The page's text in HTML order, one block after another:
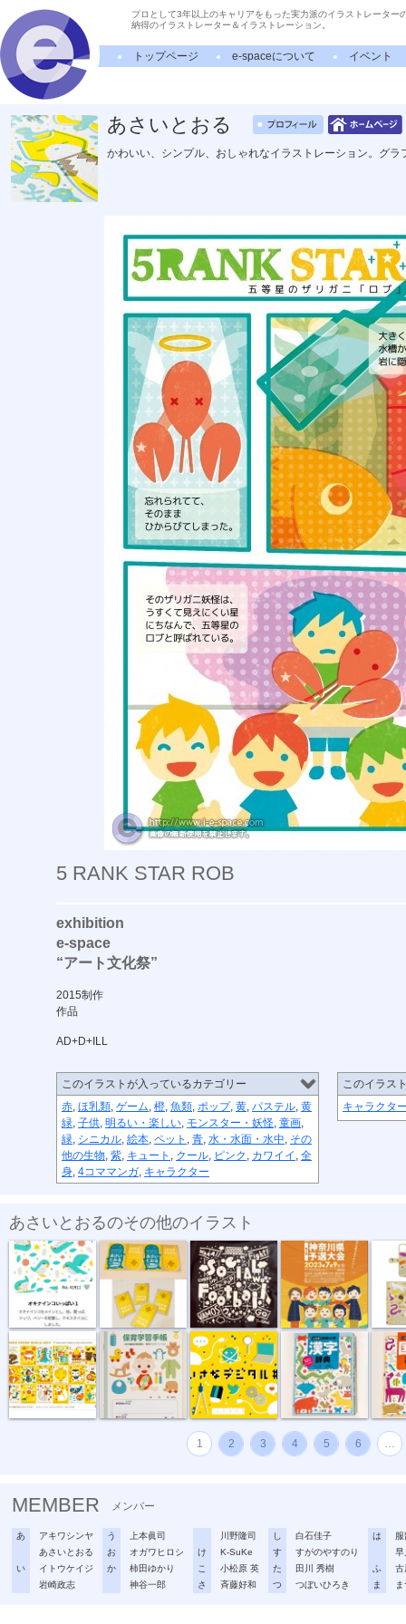
プロとして3年以上のキャリアをもった実力派のイラストレーター
納得のイラストレーター＆イラストレーション。
トップページ e-spaceについて イベント
あさいとおる
かわいい、シンプル、おしゃれなイラストレーション。グ
5 RANK STAR ROB
exhibition
e-space
“アート文化祭”
2015制作
作品
AD+D+ILL
このイラストが入っているカテゴリー
赤, ほ乳類, ゲーム, 橙, 魚類, ポップ, 黄, パステル, 黄
緑, 子供, 明るい・楽しい, モンスター・妖怪, 童画,
緑, シニカル, 絵本, ペット , 青, 水・水面・水中, その
他の生物, 紫, キュート , クール, ピンク , カワイイ , 全
身, 4コママンガ, キャラクター
このイラス
キャラクタ
あさいとおるのその他のイラスト
テキスタイル... 名刺2022 ソーシャルフ...
“複十字シー... 母子健康手帳... ちいさなデジ... 例解小学 漢... 例解
1 2 3 4 5 6 …
MEMBER メンバー
あ
アキワシンヤ
あさいとおる
い
イトウケイジ
岩崎政志
う
上本眞司
お
オガワヒロシ
か
柿田ゆかり
神谷一郎
川野隆司
け
K-SuKe
こ
小松原 英
さ
斉藤好和
し
白石佳子
す
すがのやすのり
た
田川 秀樹
つ
つぼいひろき
は
早
ふ
古
ま